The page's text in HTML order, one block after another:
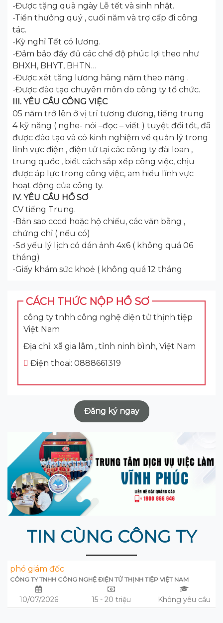
-Được tặng quà ngày Lễ tết và sinh nhật.
-Tiền thưởng quý , cuối năm và trợ cấp đi công
tác.
-Kỳ nghỉ Tết có lương.
-Đảm bảo đầy đủ các chế độ phúc lợi theo như
BHXH, BHYT, BHTN…
-Được xét tăng lương hàng năm theo năng .
-Được đào tạo chuyên môn do công ty tổ chức.
III. YÊU CẦU CÔNG VIỆC
05 năm trở lên ở vị trí tương đương, tiếng trung
4 kỹ năng ( nghe- nói –đọc – viết ) tuyệt đối tốt, đã
được đào tạo và có kinh nghiệm về quản lý trong
lĩnh vực điện , điện tử tại các công ty đài loan ,
trung quốc , biết cách sắp xếp công việc, chịu
được áp lực trong công việc, am hiểu lĩnh vực
hoạt động của công ty.
IV. YÊU CẦU HỒ SƠ
CV tiếng Trung.
-Bản sao cccd hoặc hộ chiếu, các văn bằng ,
chứng chỉ ( nếu có)
-Sơ yếu lý lịch có dán ảnh 4x6 ( không quá 06
tháng)
-Giấy khám sức khoẻ ( không quá 12 tháng
CÁCH THỨC NỘP HỒ SƠ
công ty tnhh công nghệ điện tử thịnh tiệp
Việt Nam
Địa chỉ: xã gia lâm , tỉnh ninh bình, Việt Nam
Điện thoại: 0888661319
Đăng ký ngay
TIN CÙNG CÔNG TY
phó giám đốc
CÔNG TY TNHH CÔNG NGHỆ ĐIỆN TỬ THỊNH TIỆP VIỆT NAM
10/07/2026 15 - 20 triệu Không yêu cầu